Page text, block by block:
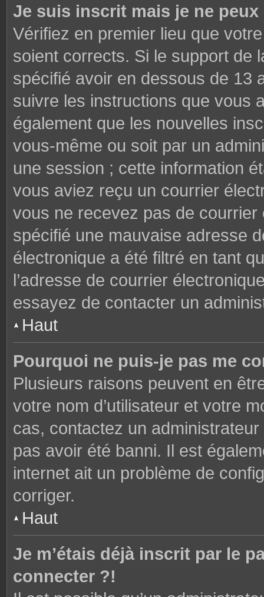
Je suis inscrit mais je ne
Vérifiez en premier lieu que
soient corrects. Si le support de
spécifié avoir en dessous de 13
suivre les instructions que vous
également que les nouvelles
vous-même ou soit par un
une session ; cette information
vous aviez reçu un courrier
vous ne recevez pas de
spécifié une mauvaise adresse
électronique a été filtré en tant
l’adresse de courrier
essayez de contacter un
Haut
Pourquoi ne puis-je pas me
Plusieurs raisons peuvent en
votre nom d’utilisateur et votre
cas, contactez un
pas avoir été banni. Il est
internet ait un problème de
corriger.
Haut
Je m’étais déjà inscrit par le
connecter ?!